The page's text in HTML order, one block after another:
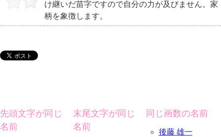
け継いだ苗字ですので自分の力が及びません。家
柄を象徴します。
先頭文字が同じ
名前
末尾文字が同じ
名前
同じ画数の名前
後藤 雄一